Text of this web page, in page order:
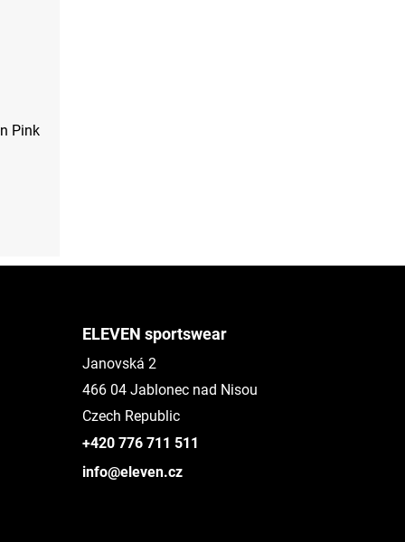
Pink
ELEVEN sportswear
Janovská 2
466 04 Jablonec nad Nisou
Czech Republic
+420 776 711 511
info@eleven.cz